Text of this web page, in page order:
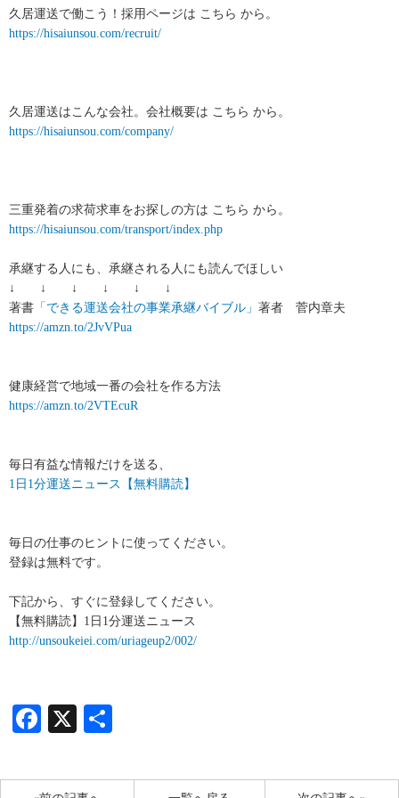
久居運送で働こう！採用ページは こちら から。
https://hisaiunsou.com/recruit/
久居運送はこんな会社。会社概要は こちら から。
https://hisaiunsou.com/company/
三重発着の求荷求車をお探しの方は こちら から。
https://hisaiunsou.com/transport/index.php
承継する人にも、承継される人にも読んでほしい
↓ ↓ ↓ ↓ ↓ ↓
著書 「できる運送会社の事業承継バイブル」 著者 菅内章夫
https://amzn.to/2JvVPua
健康経営で地域一番の会社を作る方法
https://amzn.to/2VTEcuR
毎日有益な情報だけを送る、
1日1分運送ニュース【無料購読】
毎日の仕事のヒントに使ってください。
登録は無料です。
下記から、すぐに登録してください。
【無料購読】1日1分運送ニュース
http://unsoukeiei.com/uriageup2/002/
Facebook
X